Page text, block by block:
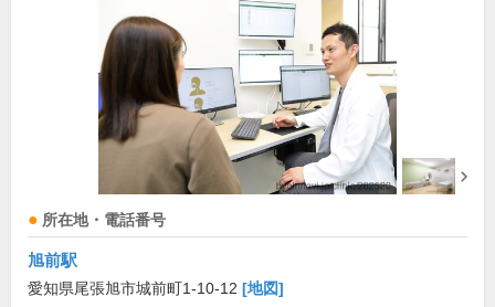
所在地・電話番号
旭前駅
愛知県尾張旭市城前町1-10-12 [地図]